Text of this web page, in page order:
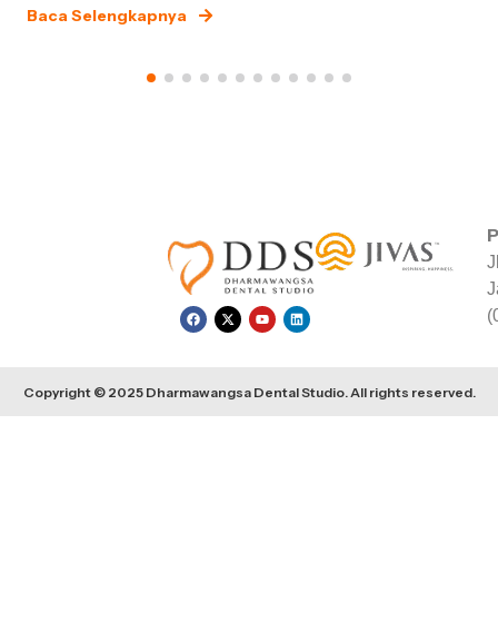
Baca Selengkapnya
Copyright © 2025 Dharmawangsa Dental Studio. All rights reserved.